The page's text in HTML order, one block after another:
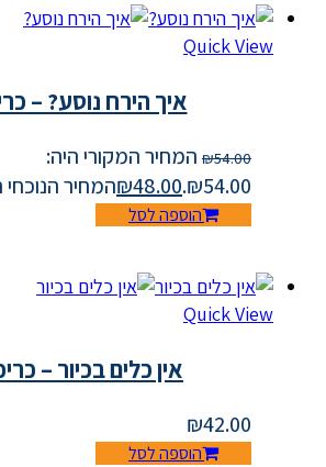
Quick View
איך הירח נוסע? –
₪54.00
המחיר המקורי היה:
₪54.00.
₪48.00 המחיר הנוכחי הוא:
הוספה לסל
Quick View
אין כלים בכיור –
₪42.00
הוספה לסל